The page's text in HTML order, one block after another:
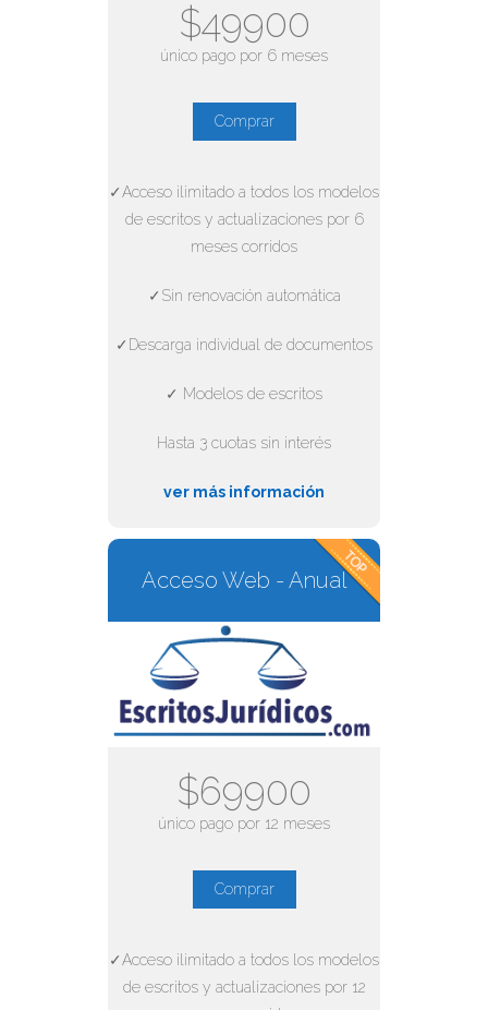
$49900
único pago por 6 meses
Comprar
✓Acceso ilimitado a todos los modelos
de escritos y actualizaciones por 6
meses corridos
✓Sin renovación automática
✓Descarga individual de documentos
✓ Modelos de escritos
Hasta 3 cuotas sin interés
ver más información
Acceso Web - Anual
$69900
único pago por 12 meses
Comprar
✓Acceso ilimitado a todos los modelos
de escritos y actualizaciones por 12